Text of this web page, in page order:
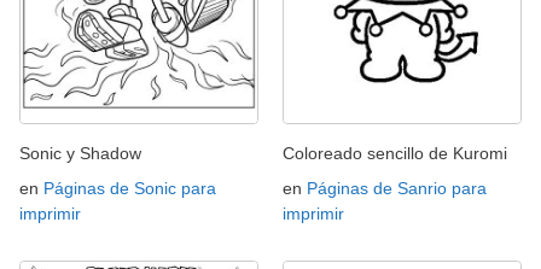
Sonic y Shadow
en Páginas de Sonic para
imprimir
Coloreado sencillo de Kuromi
en Páginas de Sanrio para
imprimir